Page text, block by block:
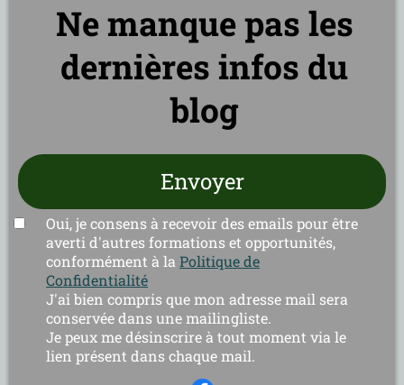
Ne manque pas les
dernières infos du
blog
Envoyer
Oui, je consens à recevoir des emails pour être
averti d'autres formations et opportunités,
conformément à la Politique de
Confidentialité
J'ai bien compris que mon adresse mail sera
conservée dans une mailingliste.
Je peux me désinscrire à tout moment via le
lien présent dans chaque mail.